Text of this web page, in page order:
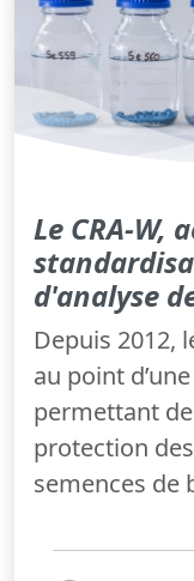
Le CRA-W,
d'analyse
Depuis 2012,
au point
permettant
protection
semences de